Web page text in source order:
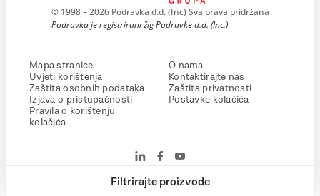
Filtrirajte proizvode
© 1998 – 2026 Podravka d.d. (Inc) Sva prava pridržana
Podravka je registrirani žig Podravke d.d. (Inc.)
Mapa stranice
Uvjeti korištenja
Zaštita osobnih podataka
Izjava o pristupačnosti
Pravila o korištenju
kolačića
O nama
Kontaktirajte nas
Zaštita privatnosti
Postavke kolačića